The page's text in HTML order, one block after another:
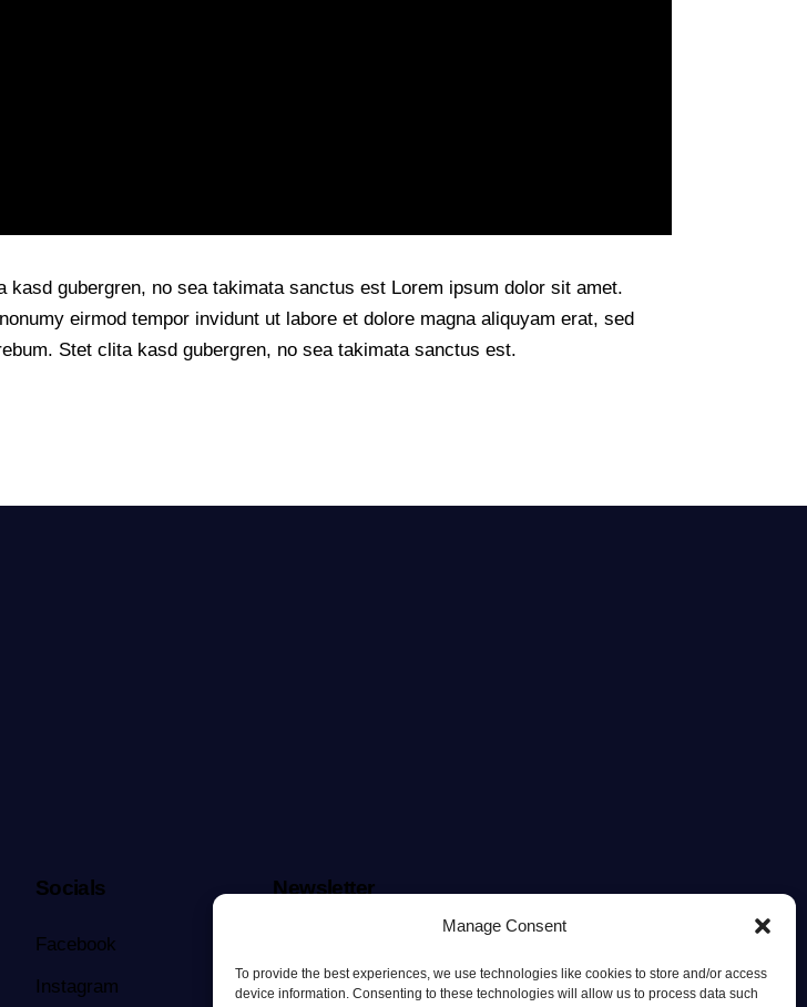
Manage Consent
To provide the best experiences, we use technologies like cookies to store and/or access
device information. Consenting to these technologies will allow us to process data such
gubergren, no sea takimata sanctus est Lorem ipsum dolor sit amet.
eirmod tempor invidunt ut labore et dolore magna aliquyam erat, sed
Stet clita kasd gubergren, no sea takimata sanctus est.
Socials
Facebook
Instagram
Newsletter
[mc4wp_form id="186"